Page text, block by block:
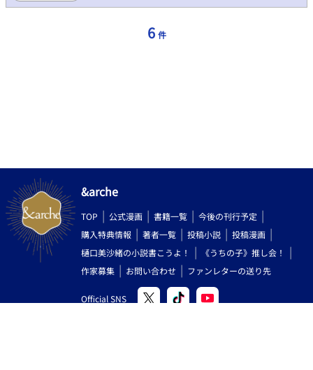
6 件
&arche
TOP 公式漫画 書籍一覧
今後の刊行予定
購入特典情報
著者一覧 投稿小説
投稿漫画
樋口美沙緒の小説書こうよ！
《うちの子》推し会！
作家募集
お問い合わせ ファンレターの送り先
Official SNS